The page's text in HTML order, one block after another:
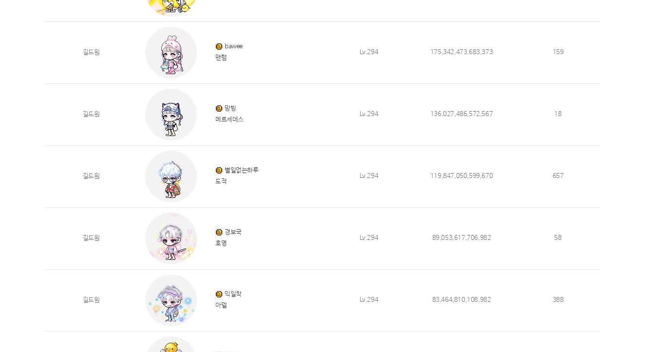
길드원
bawee
팬텀
Lv.294 175,342,473,683,373 159
길드원
망빙
메르세데스
Lv.294 136,027,486,572,567 18
길드원
별일없는하루
도적
Lv.294 119,847,050,599,670 657
길드원
경보국
호영
Lv.294 89,053,617,706,982 58
길드원
익일착
아델
Lv.294 83,464,810,108,982 388